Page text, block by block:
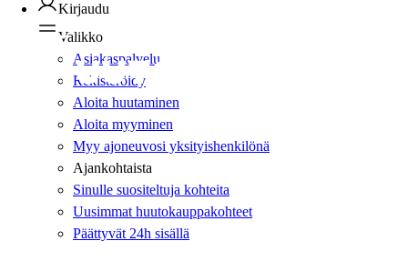
Kirjaudu
Valikko
Asiakaspalvelu
Rekisteröidy
Aloita huutaminen
Aloita myyminen
Myy ajoneuvosi yksityishenkilönä
Ajankohtaista
Sinulle suositeltuja kohteita
Uusimmat huutokauppakohteet
Päättyvät 24h sisällä